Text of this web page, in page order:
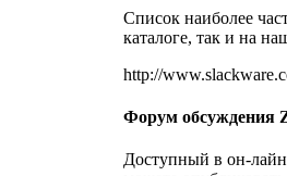
Список наиболее
каталоге, так и на
http://
Форум обсуждения
Доступный в он-